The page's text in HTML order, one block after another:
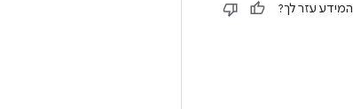
המידע עזר לך?